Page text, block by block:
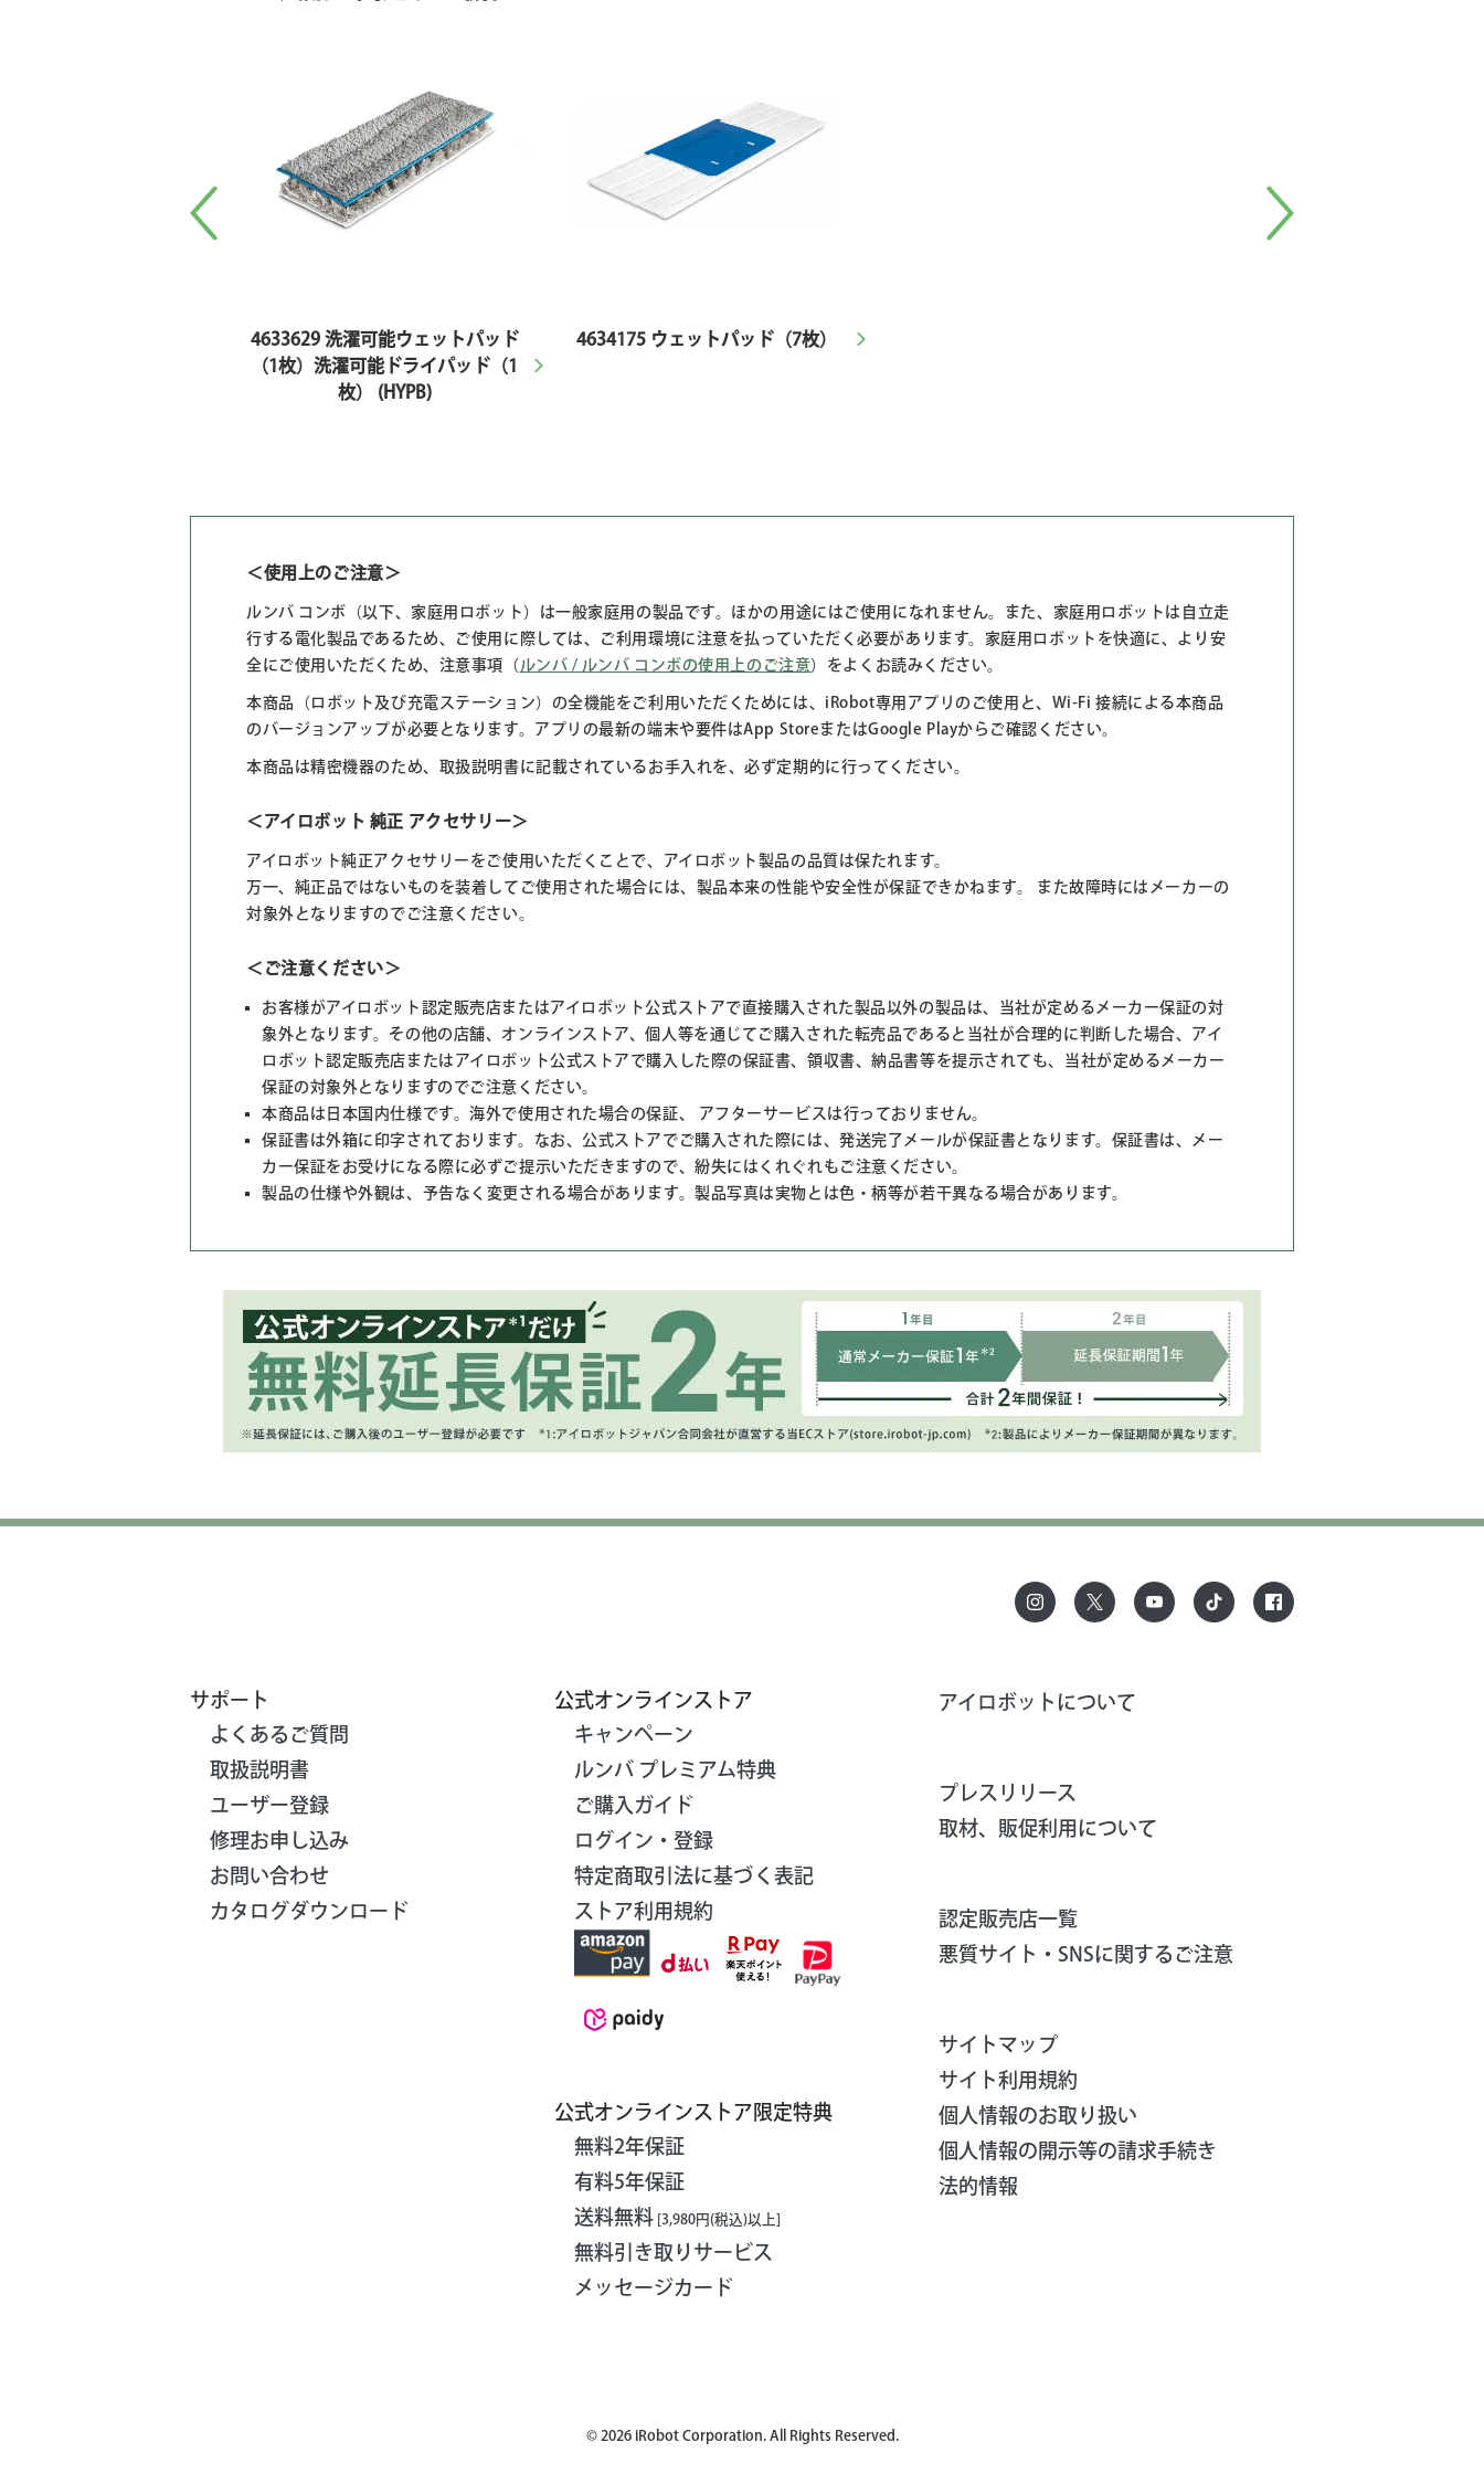
4633629 洗濯可能ウェットパッド
（1枚）洗濯可能ドライパッド（1
枚） (HYPB)
4634175 ウェットパッド（7枚）
＜使用上のご注意＞
ルンバ コンボ（以下、家庭用ロボット）は一般家庭用の製品です。ほかの用途にはご使用になれません。また、家庭用ロボットは自立走
行する電化製品であるため、ご使用に際しては、ご利用環境に注意を払っていただく必要があります。家庭用ロボットを快適に、より安
全にご使用いただくため、注意事項（ ルンバ / ルンバ コンボの使用上のご注意）をよくお読みください。
本商品（ロボット及び充電ステーション）の全機能をご利用いただくためには、iRobot専用アプリのご使用と、Wi-Fi 接続による本商品
のバージョンアップが必要となります。アプリの最新の端末や要件はApp StoreまたはGoogle Playからご確認ください。
本商品は精密機器のため、取扱説明書に記載されているお手入れを、必ず定期的に行ってください。
＜アイロボット 純正 アクセサリー＞
アイロボット純正アクセサリーをご使用いただくことで、アイロボット製品の品質は保たれます。
万一、純正品ではないものを装着してご使用された場合には、製品本来の性能や安全性が保証できかねます。 また故障時にはメーカーの
対象外となりますのでご注意ください。
＜ご注意ください＞
お客様がアイロボット認定販売店またはアイロボット公式ストアで直接購入された製品以外の製品は、当社が定めるメーカー保証の対
象外となります。その他の店舗、オンラインストア、個人等を通じてご購入された転売品であると当社が合理的に判断した場合、アイ
ロボット認定販売店またはアイロボット公式ストアで購入した際の保証書、領収書、納品書等を提示されても、当社が定めるメーカー
保証の対象外となりますのでご注意ください。
本商品は日本国内仕様です。海外で使用された場合の保証、 アフターサービスは行っておりません。
保証書は外箱に印字されております。なお、公式ストアでご購入された際には、発送完了メールが保証書となります。保証書は、メー
カー保証をお受けになる際に必ずご提示いただきますので、紛失にはくれぐれもご注意ください。
製品の仕様や外観は、予告なく変更される場合があります。製品写真は実物とは色・柄等が若干異なる場合があります。
サポート
よくあるご質問
取扱説明書
ユーザー登録
修理お申し込み
お問い合わせ
カタログダウンロード
公式オンラインストア
キャンペーン
ルンバ プレミアム特典
ご購入ガイド
ログイン・登録
特定商取引法に基づく表記
ストア利用規約
公式オンラインストア限定特典
無料2年保証
有料5年保証
送料無料 [3,980円(税込)以上]
無料引き取りサービス
メッセージカード
アイロボットについて
プレスリリース
取材、販促利用について
認定販売店一覧
悪質サイト・SNSに関するご注意
サイトマップ
サイト利用規約
個人情報のお取り扱い
個人情報の開示等の請求手続き
法的情報
© 2026iRobot Corporation. All Rights Reserved.